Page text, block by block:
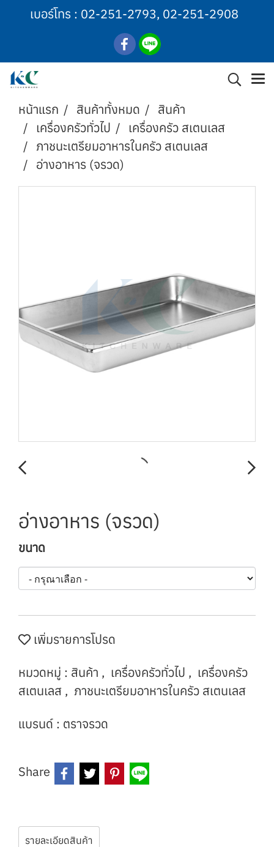
เบอร์โทร : 02-251-2793, 02-251-2908
หน้าแรก สินค้าทั้งหมด
สินค้า
เครื่องครัวทั่วไป
เครื่องครัว สเตนเลส
ภาชนะเตรียมอาหารในครัว สเตนเลส
อ่างอาหาร (จรวด)
อ่างอาหาร (จรวด)
ขนาด
เพิ่มรายการโปรด
หมวดหมู่ : สินค้า , เครื่องครัวทั่วไป , เครื่องครัว
สเตนเลส , ภาชนะเตรียมอาหารในครัว สเตนเลส
แบรนด์ : ตราจรวด
Share
รายละเอียดสินค้า